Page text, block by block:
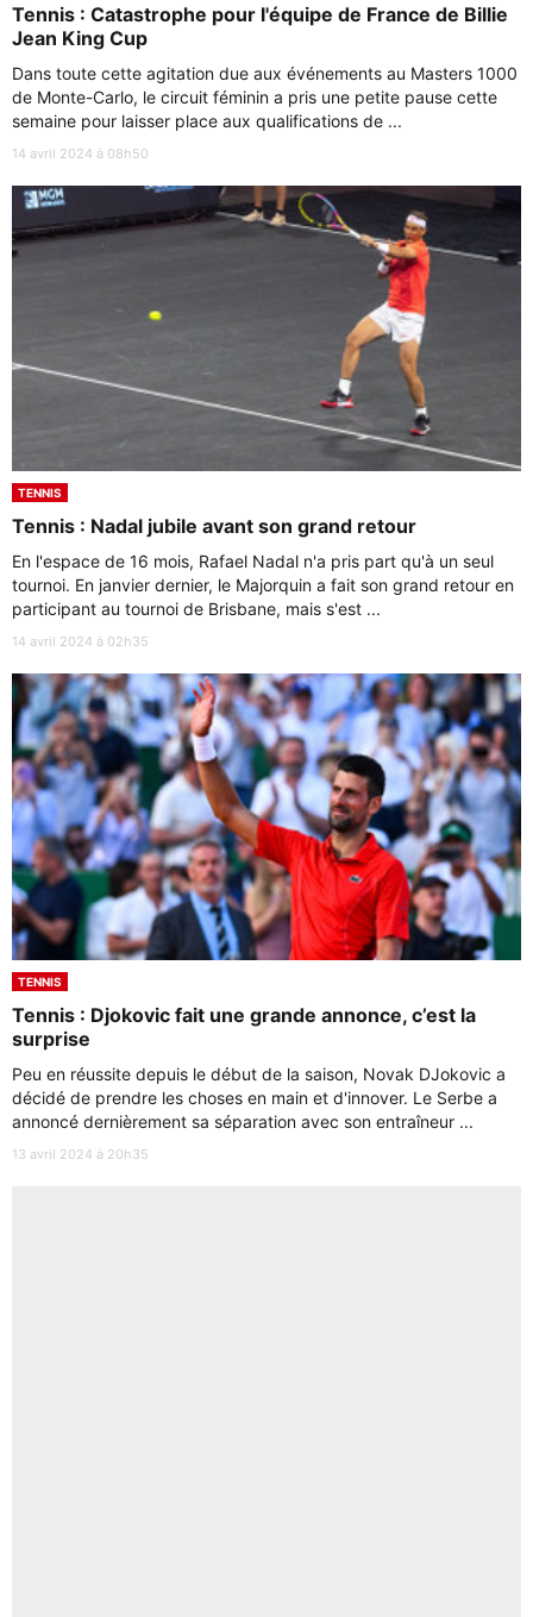
Tennis : Catastrophe pour l'équipe de France de Billie
Jean King Cup
Dans toute cette agitation due aux événements au Masters 1000
de Monte-Carlo, le circuit féminin a pris une petite pause cette
semaine pour laisser place aux qualifications de ...
14 avril 2024 à 08h50
TENNIS
Tennis : Nadal jubile avant son grand retour
En l'espace de 16 mois, Rafael Nadal n'a pris part qu'à un seul
tournoi. En janvier dernier, le Majorquin a fait son grand retour en
participant au tournoi de Brisbane, mais s'est ...
14 avril 2024 à 02h35
TENNIS
Tennis : Djokovic fait une grande annonce, c’est la
surprise
Peu en réussite depuis le début de la saison, Novak DJokovic a
décidé de prendre les choses en main et d'innover. Le Serbe a
annoncé dernièrement sa séparation avec son entraîneur ...
13 avril 2024 à 20h35